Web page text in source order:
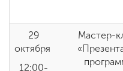
29
октября
12:00-
Мастер-